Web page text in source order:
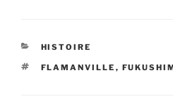
CATÉGORIES
HISTOIRE
ÉTIQUETTES
FLAMANVILLE ,